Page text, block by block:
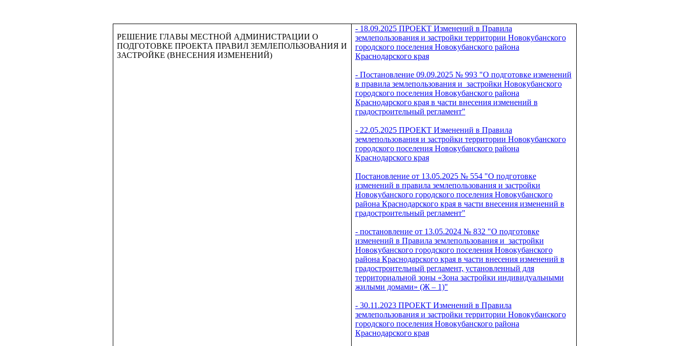
РЕШЕНИЕ ГЛАВЫ МЕСТНОЙ АДМИНИСТРАЦИИ О
ПОДГОТОВКЕ ПРОЕКТА ПРАВИЛ ЗЕМЛЕПОЛЬЗОВАНИЯ И
ЗАСТРОЙКЕ (ВНЕСЕНИЯ ИЗМЕНЕНИЙ)
- 18.09.2025 ПРОЕКТ Изменений в Правила
землепользования и застройки территории Новокубанского
городского поселения Новокубанского района
Краснодарского края
- Постановление 09.09.2025 № 993 "О подготовке изменений
в правила землепользования и застройки Новокубанского
городского поселения Новокубанского района
Краснодарского края в части внесения изменений в
градостроительный регламент"
- 22.05.2025 ПРОЕКТ Изменений в Правила
землепользования и застройки территории Новокубанского
городского поселения Новокубанского района
Краснодарского края
Постановление от 13.05.2025 № 554 "О подготовке
изменений в правила землепользования и застройки
Новокубанского городского поселения Новокубанского
района Краснодарского края в части внесения изменений в
градостроительный регламент"
- постановление от 13.05.2024 № 832 "О подготовке
изменений в Правила землепользования и застройки
Новокубанского городского поселения Новокубанского
района Краснодарского края в части внесения изменений в
градостроительный регламент, установленный для
территориальной зоны «Зона застройки индивидуальными
жилыми домами» (Ж – 1)"
- 30.11.2023 ПРОЕКТ Изменений в Правила
землепользования и застройки территории Новокубанского
городского поселения Новокубанского района
Краснодарского края